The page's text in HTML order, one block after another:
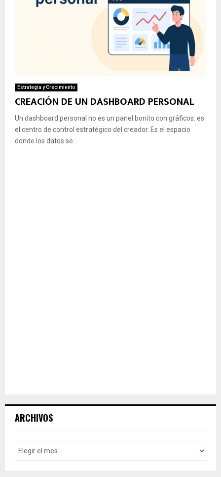
Estrategia y Crecimiento
CREACIÓN DE UN DASHBOARD PERSONAL
Un dashboard personal no es un panel bonito con gráficos: es
el centro de control estratégico del creador. Es el espacio
donde los datos se...
ARCHIVOS